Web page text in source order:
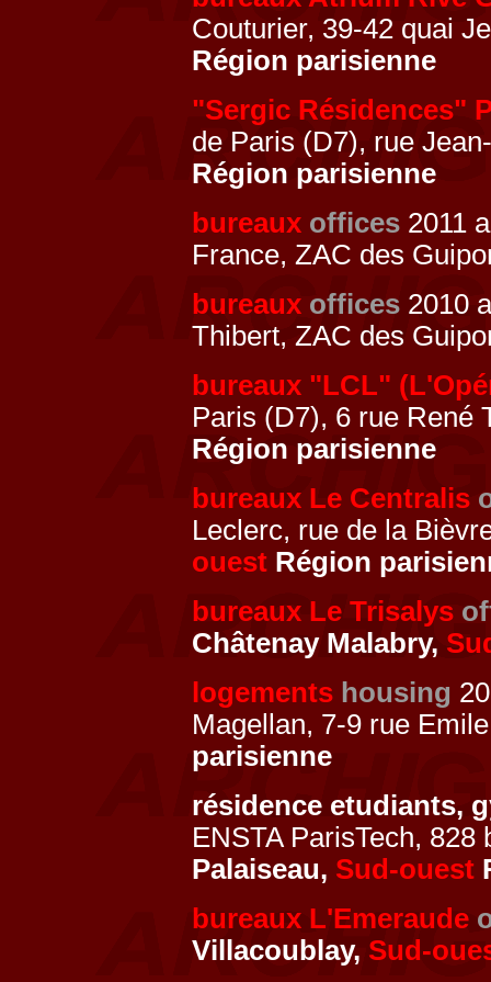
Couturier, 39-42 quai
Région parisienne
"Sergic Résidences"
de Paris (D7), rue
Région parisienne
bureaux offices 2011
France, ZAC des
bureaux offices 2010
Thibert, ZAC des
bureaux "LCL"
Paris (D7), 6 rue René
Région parisienne
bureaux Le Centralis
Leclerc, rue de la
ouest Région
bureaux Le Trisalys
Châtenay Malabry,
logements housing
Magellan, 7-9 rue
parisienne
résidence etudiants,
ENSTA ParisTech,
Palaiseau, Sud-ouest
bureaux L'Emeraude
Villacoublay, Sud-